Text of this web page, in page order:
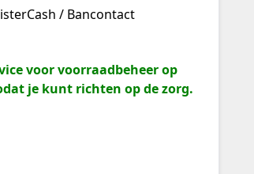
voor voorraadbeheer op
je kunt richten op de zorg.